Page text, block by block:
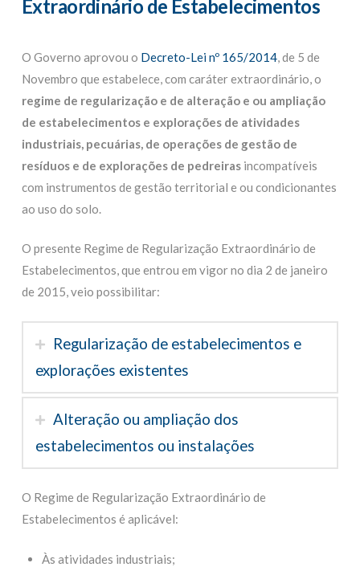
Extraordinário de Estabelecimentos
O Governo aprovou o Decreto-Lei nº 165/2014, de 5 de
Novembro que estabelece, com caráter extraordinário, o
regime de regularização e de alteração e ou ampliação
de estabelecimentos e explorações de atividades
industriais, pecuárias, de operações de gestão de
resíduos e de explorações de pedreirasincompatíveis
com instrumentos de gestão territorial e ou condicionantes
ao uso do solo.
O presente Regime de Regularização Extraordinário de
Estabelecimentos, que entrou em vigor no dia 2 de janeiro
de 2015, veio possibilitar:
Regularização de estabelecimentos e
explorações existentes
Alteração ou ampliação dos
estabelecimentos ou instalações
O Regime de Regularização Extraordinário de
Estabelecimentos é aplicável:
Às atividades industriais;